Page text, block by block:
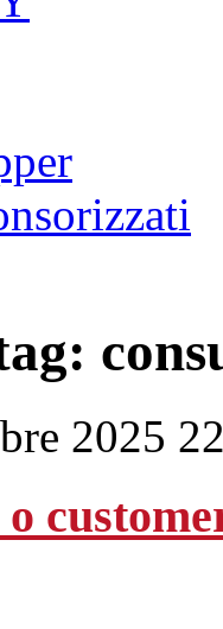
2025